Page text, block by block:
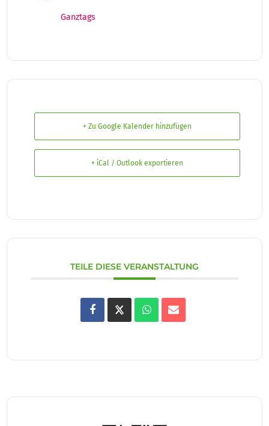
Ganztags
+ Zu Google Kalender hinzufügen
+ iCal / Outlook exportieren
TEILE DIESE VERANSTALTUNG